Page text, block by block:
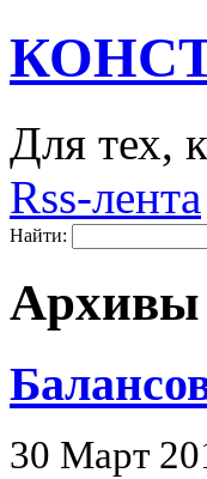
Для тех,
Rss-лента
Найти:
Архивы
30 Март